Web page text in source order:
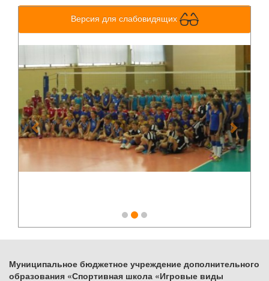
Версия для слабовидящих
Previous
Муниципальное бюджетное учреждение дополнительного
образования «Спортивная школа «Игровые виды